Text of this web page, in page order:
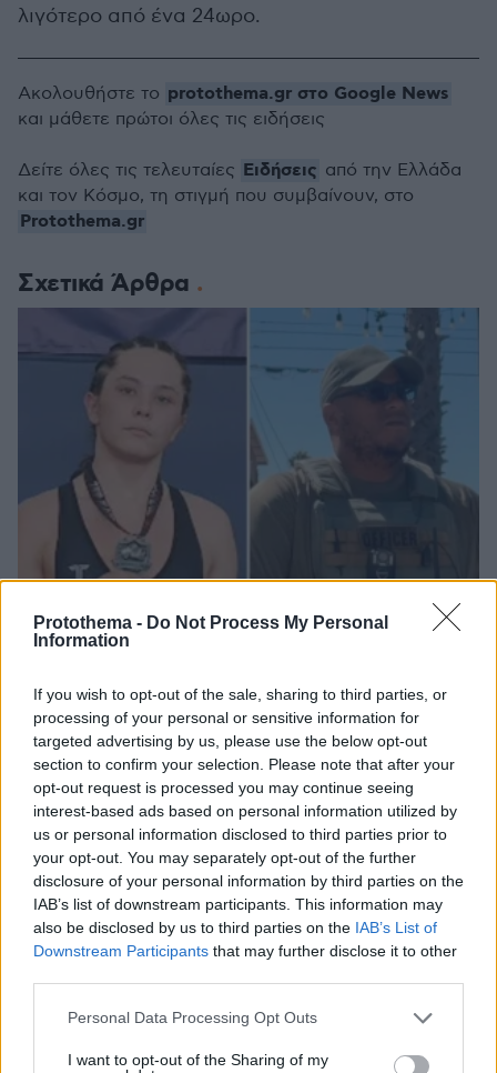
Protothema - Do Not Process My Personal
Information
If you wish to opt-out of the sale, sharing to third parties, or
processing of your personal or sensitive information for
targeted advertising by us, please use the below opt-out
section to confirm your selection. Please note that after your
opt-out request is processed you may continue seeing
interest-based ads based on personal information utilized by
us or personal information disclosed to third parties prior to
your opt-out. You may separately opt-out of the further
disclosure of your personal information by third parties on the
IAB’s list of downstream participants. This information may
also be disclosed by us to third parties on the IAB’s List of
Downstream Participants that may further disclose it to other
Please note that this website/app uses one or more Google
not limited to your visit or usage behaviour. You may click to
Personal Data Processing Opt Outs
I want to opt-out of the Sharing of my
λιγότερο από ένα 24ωρο.
Σχετικά Άρθρα
Αυτός είναι ο 17χρονος που αιματοκύλησε το τζαμί στο Σαν
Ντιέγκο: Ανάμεσα στα θύματα ήρωας φύλακας, πατέρας 8
παιδιών
19.05.2026, 07:27
Thema Insights
Ακολουθήστε το protothema.gr στο Google News
και μάθετε πρώτοι όλες τις ειδήσεις
Δείτε όλες τις τελευταίες Ειδήσεις από την Ελλάδα
και τον Κόσμο, τη στιγμή που συμβαίνουν, στο
Protothema.gr